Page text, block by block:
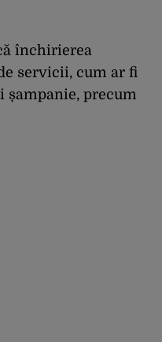
închirierea
servicii, cum ar fi
șampanie, precum